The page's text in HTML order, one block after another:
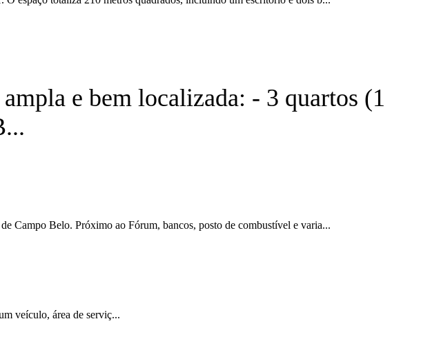
e bem localizada: - 3 quartos (1
Campo Belo. Próximo ao Fórum, bancos, posto de combustível e varia...
veículo, área de serviç...